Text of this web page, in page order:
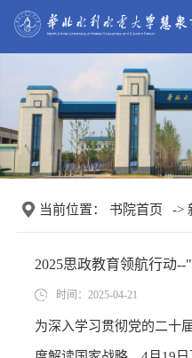
当前位置： 书院首页 ->
时间：2025-04-21
为深入学习贯彻党的二十